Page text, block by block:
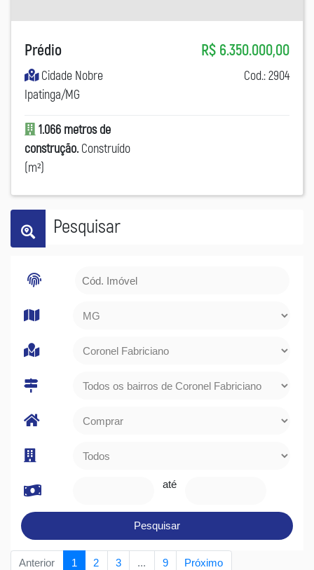
Prédio R$ 6.350.000,00
Cod.: 2904
Cidade Nobre
Ipatinga/MG
1.066 metros de
construção.Construído
(m²)
Pesquisar
até
Pesquisar
Anterior 1 2 3 ... 9 Próximo